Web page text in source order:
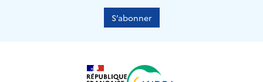
S’abonner